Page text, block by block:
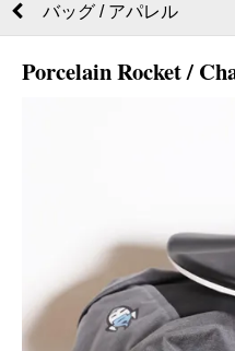
バッグ / アパレル
Porcelain Rocket /